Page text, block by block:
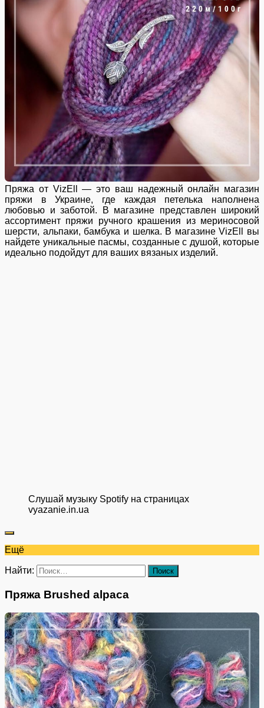
Пряжа от VizEll — это ваш надежный онлайн магазин
пряжи в Украине, где каждая петелька наполнена
любовью и заботой. В магазине представлен широкий
ассортимент пряжи ручного крашения из мериносовой
шерсти, альпаки, бамбука и шелка. В магазине VizEll вы
найдете уникальные пасмы, созданные с душой, которые
идеально подойдут для ваших вязаных изделий.
Слушай музыку Spotify на страницах
vyazanie.in.ua
Ещё
Найти:
Пряжа Brushed alpaca